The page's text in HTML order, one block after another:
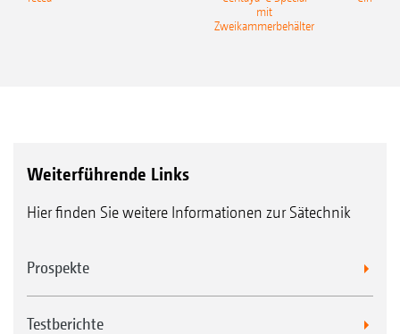
mit
Zweikammerbehälter
Weiterführende Links
Hier finden Sie weitere Informationen zur Sätechnik
Prospekte
Testberichte